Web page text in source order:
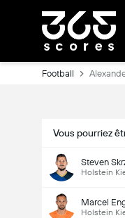
Football
Vous pourriez
Steven
Holstein
Marcel
Holstein